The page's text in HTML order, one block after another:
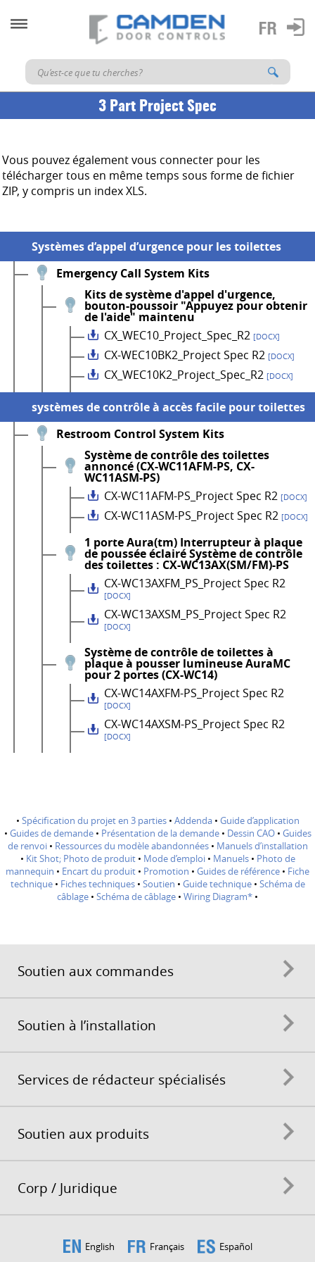
3 Part Project Spec
Vous pouvez également vous connecter pour les
télécharger tous en même temps sous forme de fichier
ZIP, y compris un index XLS.
Systèmes d’appel d’urgence pour les toilettes
Emergency Call System Kits
Kits de système d'appel d'urgence,
bouton-poussoir "Appuyez pour obtenir
de l'aide" maintenu
CX_WEC10_Project_Spec_R2 [DOCX]
CX-WEC10BK2_Project Spec R2 [DOCX]
CX_WEC10K2_Project_Spec_R2 [DOCX]
systèmes de contrôle à accès facile pour toilettes
Restroom Control System Kits
Système de contrôle des toilettes
annoncé (CX-WC11AFM-PS, CX-
WC11ASM-PS)
CX-WC11AFM-PS_Project Spec R2 [DOCX]
CX-WC11ASM-PS_Project Spec R2 [DOCX]
1 porte Aura(tm) Interrupteur à plaque
de poussée éclairé Système de contrôle
des toilettes : CX-WC13AX(SM/FM)-PS
CX-WC13AXFM_PS_Project Spec R2
[DOCX]
CX-WC13AXSM_PS_Project Spec R2
[DOCX]
Système de contrôle de toilettes à
plaque à pousser lumineuse AuraMC
pour 2 portes (CX-WC14)
CX-WC14AXFM-PS_Project Spec R2
[DOCX]
CX-WC14AXSM-PS_Project Spec R2
[DOCX]
• Spécification du projet en 3 parties• Addenda• Guide d’application
• Guides de demande• Présentation de la demande• Dessin CAO• Guides
de renvoi• Ressources du modèle abandonnées• Manuels d’installation
• Kit Shot; Photo de produit• Mode d’emploi• Manuels• Photo de
mannequin • Encart du produit • Promotion • Guides de référence • Fiche
technique• Fiches techniques• Soutien • Guide technique• Schéma de
câblage • Schéma de câblage • Wiring Diagram* •
Soutien aux commandes
Soutien à l’installation
Services de rédacteur spécialisés
Soutien aux produits
Corp / Juridique
English Français Español